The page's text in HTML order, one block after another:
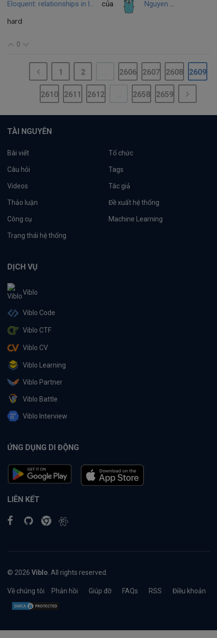
Eloquent: relationships in laravel-Phần 2
của Nguyen Ngoc Trung
hard
0
1 2 2606 2607 2608 2609
2610 2611 2612 2658 2659
TÀI NGUYÊN
Bài viết Tổ chức
Câu hỏi Tags
Videos Tác giả
Thảo luận Đề xuất hệ thống
Công cụ Machine Learning
Trạng thái hệ thống
DỊCH VỤ
Viblo
Viblo Code
Viblo CTF
Viblo CV
Viblo Learning
Viblo Partner
Viblo Battle
Viblo Interview
ỨNG DỤNG DI ĐỘNG
LIÊN KẾT
© 2026 Viblo . All rights reserved.
Về chúng tôi Phản hồi Giúp đỡ FAQs RSS Điều khoản